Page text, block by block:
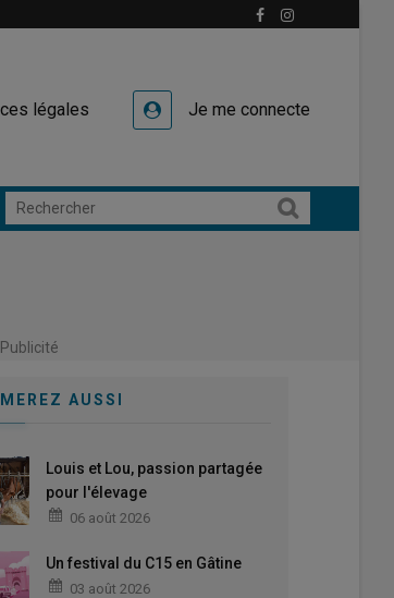
légales Je me connecte
Publicité
AUSSI
Louis et Lou, passion partagée
pour l'élevage
06 août 2026
Un festival du C15 en Gâtine
03 août 2026